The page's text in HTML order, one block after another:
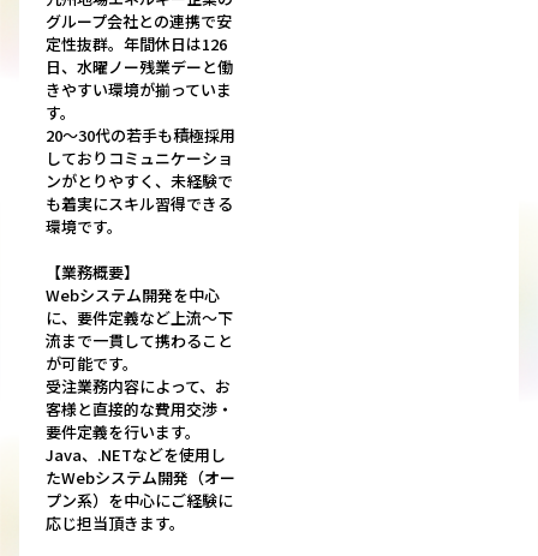
グループ会社との連携で安
定性抜群。年間休日は126
日、水曜ノー残業デーと働
きやすい環境が揃っていま
す。
20～30代の若手も積極採用
しておりコミュニケーショ
ンがとりやすく、未経験で
も着実にスキル習得できる
環境です。
【業務概要】
Webシステム開発を中心
に、要件定義など上流～下
流まで一貫して携わること
が可能です。
受注業務内容によって、お
客様と直接的な費用交渉・
要件定義を行います。
Java、.NETなどを使用し
たWebシステム開発（オー
プン系）を中心にご経験に
応じ担当頂きます。